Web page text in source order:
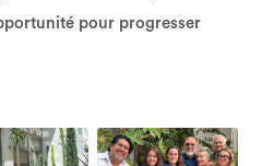
pour progresser